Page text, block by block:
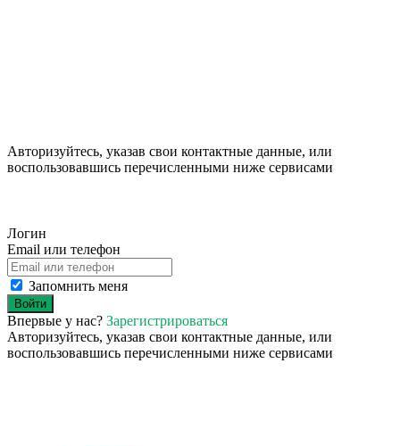
Авторизуйтесь, указав свои контактные данные, или
воспользовавшись перечисленными ниже сервисами
Логин
Email или телефон
Запомнить меня
Войти
Впервые у нас? Зарегистрироваться
Авторизуйтесь, указав свои контактные данные, или
воспользовавшись перечисленными ниже сервисами